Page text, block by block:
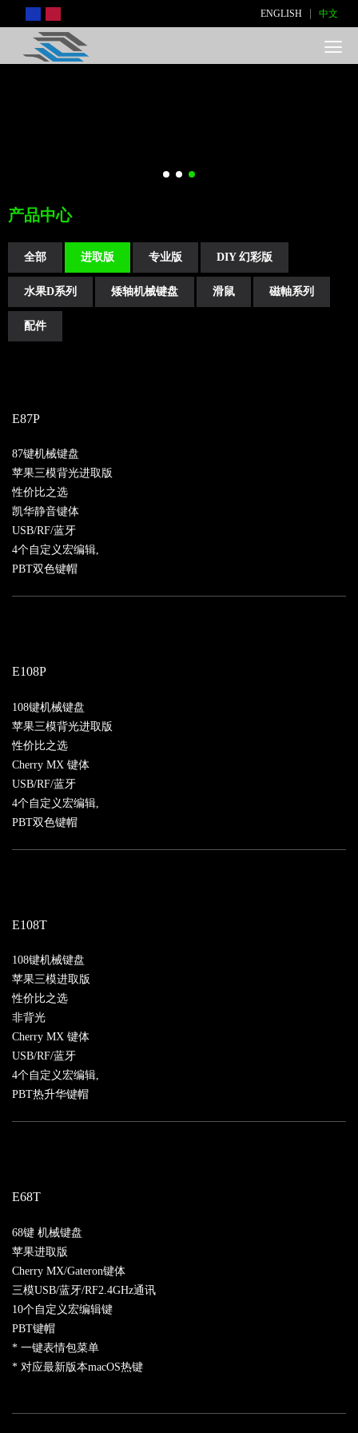
ENGLISH 中文
产品中心
全部 进取版 专业版 DIY 幻彩版
水果D系列 矮轴机械键盘 滑鼠 磁軸系列
配件
E87P
87键机械键盘
苹果三模背光进取版
性价比之选
凯华静音键体
USB/RF/蓝牙
4个自定义宏编辑,
PBT双色键帽
E108P
108键机械键盘
苹果三模背光进取版
性价比之选
Cherry MX 键体
USB/RF/蓝牙
4个自定义宏编辑,
PBT双色键帽
E108T
108键机械键盘
苹果三模进取版
性价比之选
非背光
Cherry MX 键体
USB/RF/蓝牙
4个自定义宏编辑,
PBT热升华键帽
E68T
68键 机械键盘
苹果进取版
Cherry MX/Gateron键体
三模USB/蓝牙/RF2.4GHz通讯
10个自定义宏编辑键
PBT键帽
* 一键表情包菜单
* 对应最新版本macOS热键